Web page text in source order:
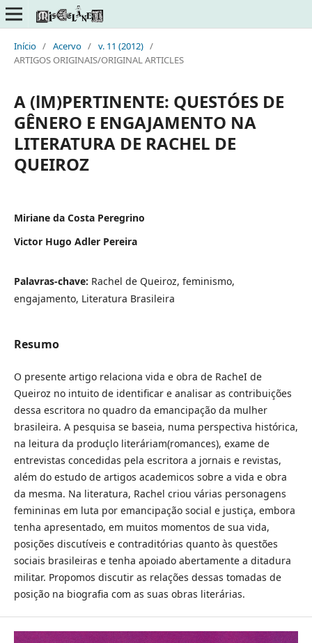
Início / Acervo / v. 11 (2012) /
ARTIGOS ORIGINAIS/ORIGINAL ARTICLES
A (lM)PERTINENTE: QUESTÓES DE
GÊNERO E ENGAJAMENTO NA
LITERATURA DE RACHEL DE
QUEIROZ
Miriane da Costa Peregrino
Victor Hugo Adler Pereira
Palavras-chave: Rachel de Queiroz, feminismo,
engajamento, Literatura Brasileira
Resumo
O presente artigo relaciona vida e obra de RacheI de
Queiroz no intuito de identificar e analisar as contribuições
dessa escritora no quadro da emancipação da mulher
brasileira. A pesquisa se baseia, numa perspectiva histórica,
na leitura da produçlo literáriam(romances), exame de
entrevistas concedidas pela escritora a jornais e revistas,
além do estudo de artigos academicos sobre a vida e obra
da mesma. Na literatura, Rachel criou várias personagens
femininas em luta por emancipação social e justiça, embora
tenha apresentado, em muitos momentos de sua vida,
posições discutíveis e contraditórias quanto às questões
sociais brasileiras e tenha apoiado abertamente a ditadura
militar. Propomos discutir as relações dessas tomadas de
posição na biografia com as suas obras literárias.